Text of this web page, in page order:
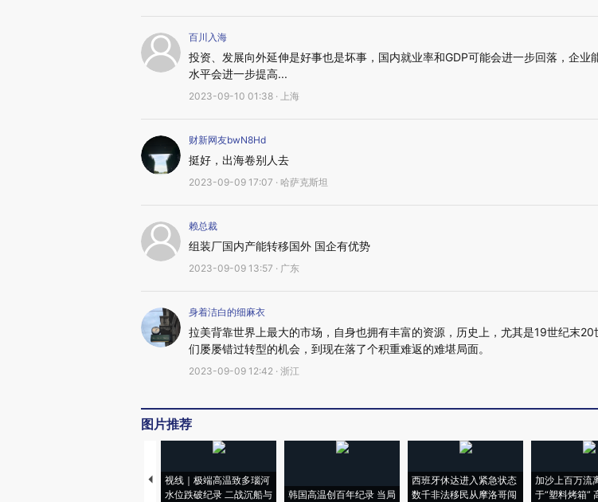
百川入海
投资、发展向外延伸是好事也是坏事，国内就业率和GDP可能会进一步回落，企业
水平会进一步提高...
2023-09-10 01:38 · 上海
财新网友bwN8Hd
挺好，出海卷别人去
2023-09-09 17:07 · 哈萨克斯坦
赖总裁
组装厂国内产能转移国外 国企有优势
2023-09-09 13:57 · 广东
身着洁白的细麻衣
拉美背靠世界上最大的市场，自身也拥有丰富的资源，历史上，尤其是19世纪末20
们屡屡错过转型的机会，到现在落了个积重难返的难堪局面。
2023-09-09 12:42 · 浙江
图片推荐
视线｜极端高温致多瑙河
水位跌破纪录 二战沉船与
韩国高温创百年纪录 当局
西班牙休达进入紧急状态
数千非法移民从摩洛哥闯
加沙上百万流
于“塑料烤箱”